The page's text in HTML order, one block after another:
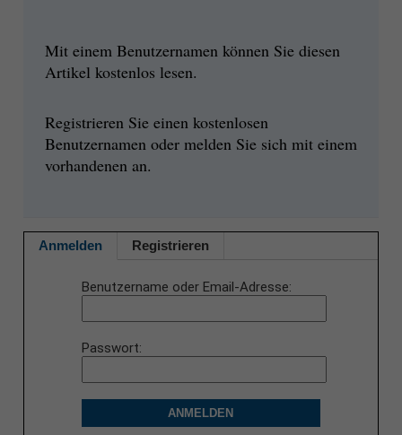
Mit einem Benutzernamen können Sie diesen
Artikel kostenlos lesen.
Registrieren Sie einen kostenlosen
Benutzernamen oder melden Sie sich mit einem
vorhandenen an.
Anmelden Registrieren
Benutzername oder Email-Adresse
Passwort
ANMELDEN